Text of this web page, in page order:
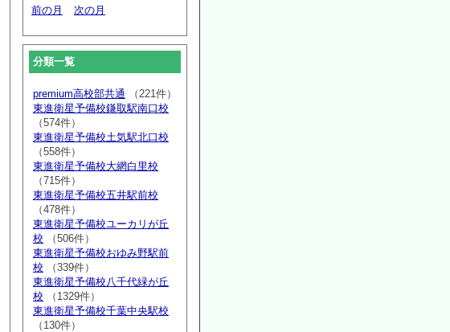
前の月
次の月
分類一覧
premium高校部共通 （221件）
東進衛星予備校鎌取駅南口校
（574件）
東進衛星予備校土気駅北口校
（558件）
東進衛星予備校大網白里校
（715件）
東進衛星予備校五井駅前校
（478件）
東進衛星予備校ユーカリが丘
校 （506件）
東進衛星予備校おゆみ野駅前
校 （339件）
東進衛星予備校八千代緑が丘
校 （1329件）
東進衛星予備校千葉中央駅校
（130件）